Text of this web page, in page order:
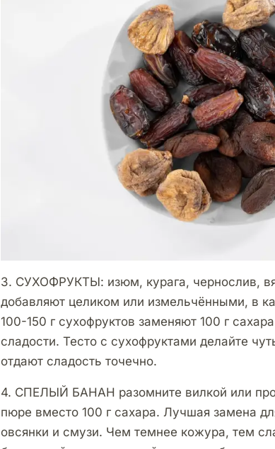
3. СУХОФРУКТЫ: изюм, курага, чернослив,
добавляют целиком или измельчёнными, в
100-150 г сухофруктов заменяют 100 г
сладости. Тесто с сухофруктами делайте
отдают сладость точечно.
4. СПЕЛЫЙ БАНАН разомните вилкой или
пюре вместо 100 г сахара. Лучшая замена
овсянки и смузи. Чем темнее кожура, тем